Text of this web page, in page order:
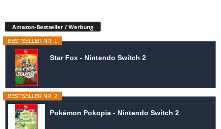
Amazon-Bestseller / Werbung
BESTSELLER NR. 1
Star Fox - Nintendo Switch 2
BESTSELLER NR. 2
Pokémon Pokopia - Nintendo Switch 2